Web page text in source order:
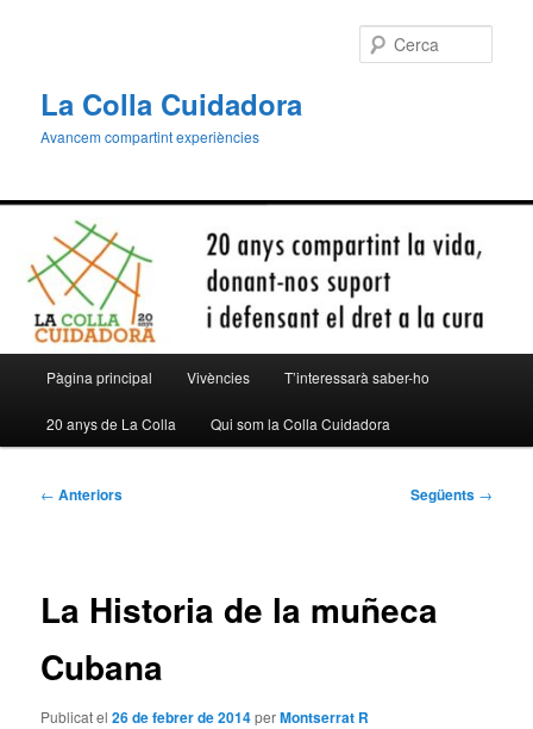
La Colla Cuidadora
Avancem compartint experiències
principal
Pàgina principal Vivències T’interessarà saber-ho
20 anys de La Colla Qui som la Colla Cuidadora
Navegació
← Anteriors Següents →
La Historia de la muñeca
Cubana
Publicat el26 de febrer de 2014perMontserrat R